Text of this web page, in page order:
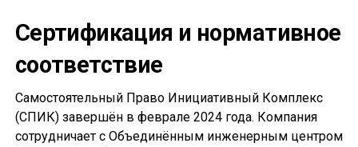
Сертификация и нормативное
соответствие
Самостоятельный Право Инициативный Комплекс
(СПИК) завершён в феврале 2024 года. Компания
сотрудничает с Объединённым инженерным центром